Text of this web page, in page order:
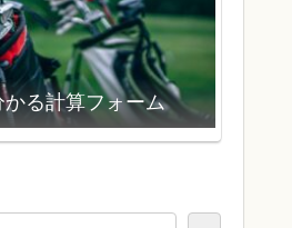
る計算フォーム